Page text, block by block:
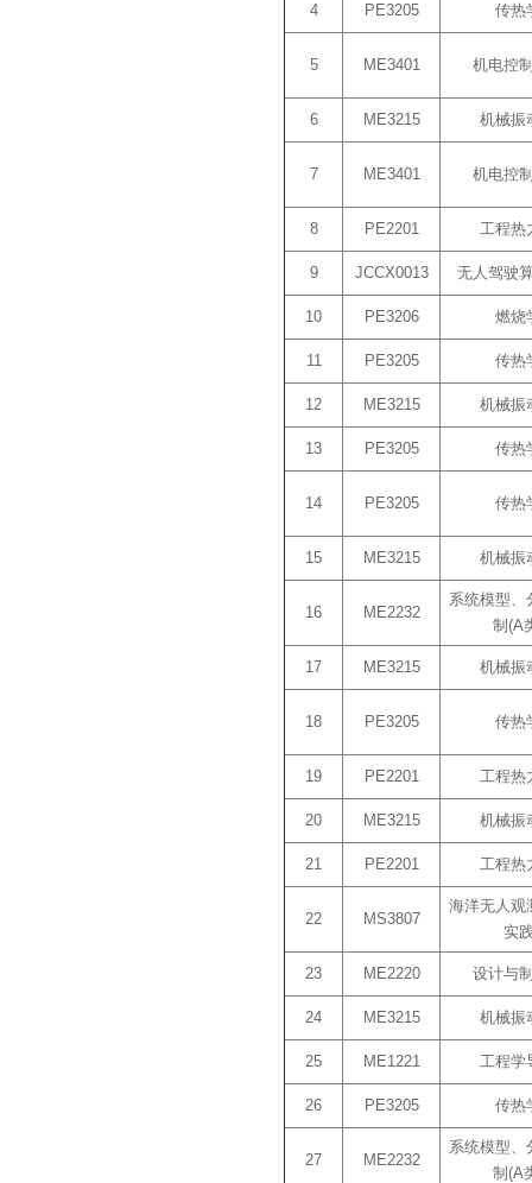
4 PE3205 传热
5 ME3401 机电控
6 ME3215 机械振
7 ME3401 机电控
8 PE2201 工程热
9 JCCX0013 无人驾驶
10 PE3206 燃烧
11 PE3205 传热
12 ME3215 机械振
13 PE3205 传热
14 PE3205 传热
15 ME3215 机械振
16 ME2232
系统模型、
制(A
17 ME3215 机械振
18 PE3205 传热
19 PE2201 工程热
20 ME3215 机械振
21 PE2201 工程热
22 MS3807
海洋无人观
实
23 ME2220 设计与
24 ME3215 机械振
25 ME1221 工程学
26 PE3205 传热
27 ME2232
系统模型、
制(A